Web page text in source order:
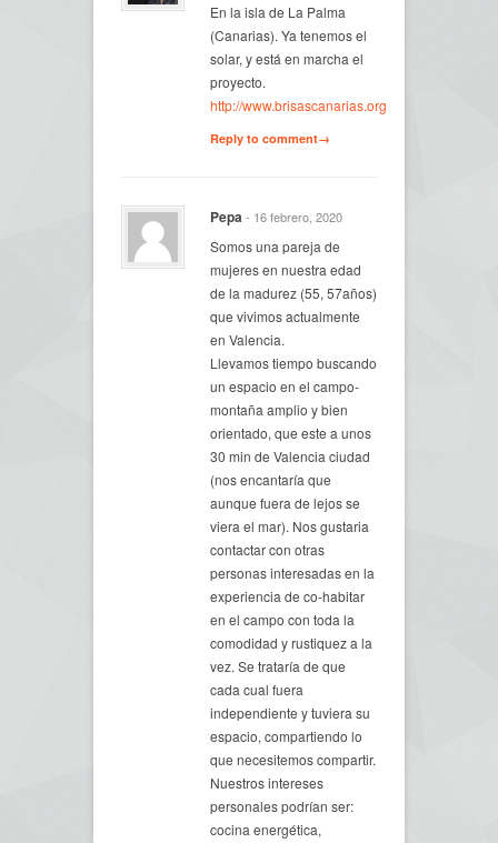
En la isla de La Palma
(Canarias). Ya tenemos el
solar, y está en marcha el
proyecto.
http://www.brisascanarias.org
Reply to comment→
Pepa- 16 febrero, 2020
Somos una pareja de
mujeres en nuestra edad
de la madurez (55, 57años)
que vivimos actualmente
en Valencia.
Llevamos tiempo buscando
un espacio en el campo-
montaña amplio y bien
orientado, que este a unos
30 min de Valencia ciudad
(nos encantaría que
aunque fuera de lejos se
viera el mar). Nos gustaria
contactar con otras
personas interesadas en la
experiencia de co-habitar
en el campo con toda la
comodidad y rustiquez a la
vez. Se trataría de que
cada cual fuera
independiente y tuviera su
espacio, compartiendo lo
que necesitemos compartir.
Nuestros intereses
personales podrían ser:
cocina energética,